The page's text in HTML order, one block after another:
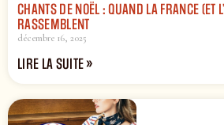
CHANTS DE NOËL : QUAND LA FRANCE (ET
RASSEMBLENT
décembre 16, 2025
LIRE LA SUITE »